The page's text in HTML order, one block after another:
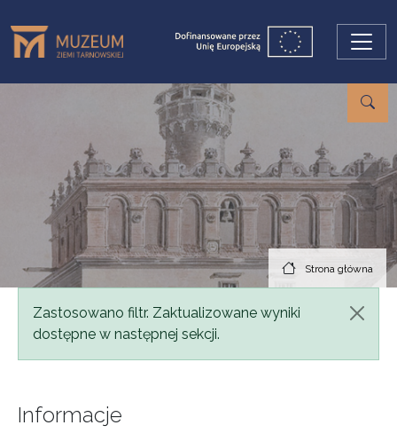
Strona główna
Komunikat
Zastosowano filtr. Zaktualizowane wyniki
dostępne w następnej sekcji.
Informacje